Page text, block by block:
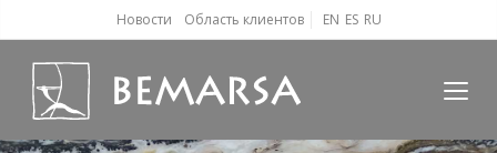
Новости Область клиентов EN ES RU